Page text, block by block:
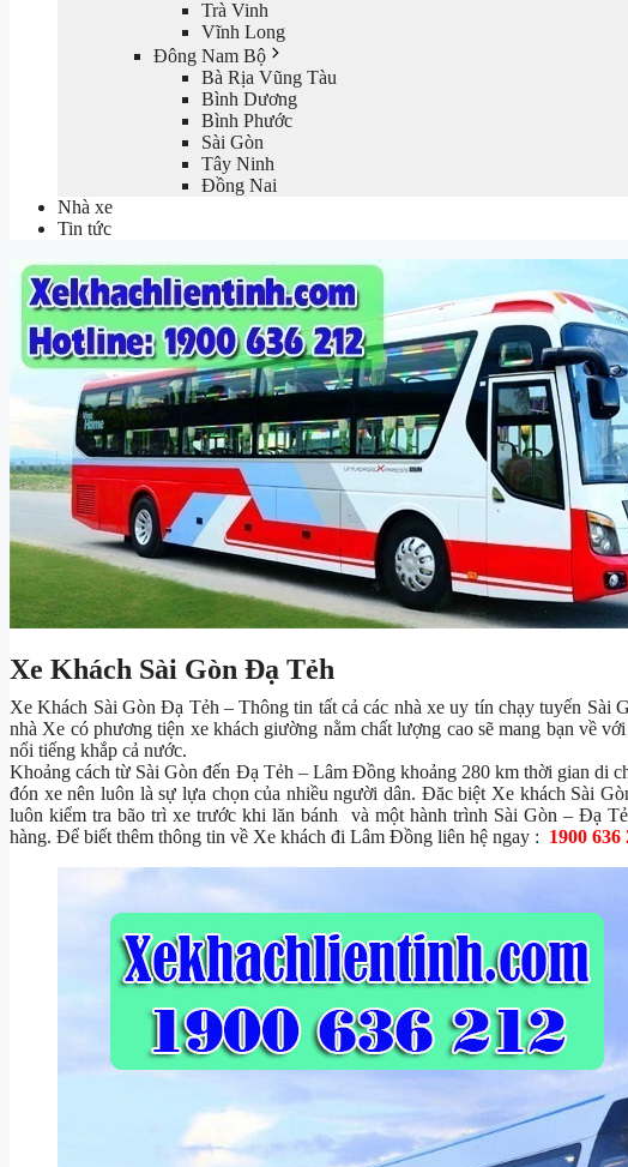
Trà Vinh
Vĩnh Long
Đông Nam Bộ
Bà Rịa Vũng Tàu
Bình Dương
Bình Phước
Sài Gòn
Tây Ninh
Đồng Nai
Nhà xe
Tin tức
Xe Khách Sài Gòn Đạ Tẻh
Xe Khách Sài Gòn Đạ Tẻh – Thông tin tất cả các nhà xe uy tín chạy tuyến Sài
nhà Xe có phương tiện xe khách giường nằm chất lượng cao sẽ mang bạn về
nổi tiếng khắp cả nước.
Khoảng cách từ Sài Gòn đến Đạ Tẻh – Lâm Đồng khoảng 280 km thời gian di
đón xe nên luôn là sự lựa chọn của nhiều người dân. Đăc biệt Xe khách Sài
luôn kiểm tra bão trì xe trước khi lăn bánh và một hành trình Sài Gòn – Đạ
hàng. Để biết thêm thông tin về Xe khách đi Lâm Đồng liên hệ ngay : 1900 636